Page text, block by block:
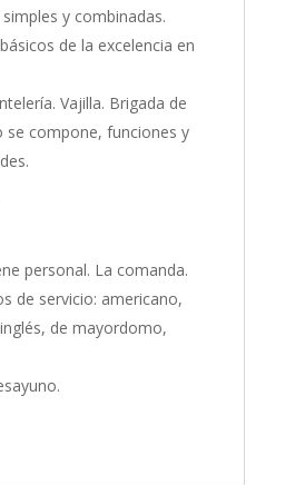
y combinadas.
de la excelencia en
Vajilla. Brigada de
se compone, funciones y
personal. La comanda.
de servicio: americano,
de mayordomo,